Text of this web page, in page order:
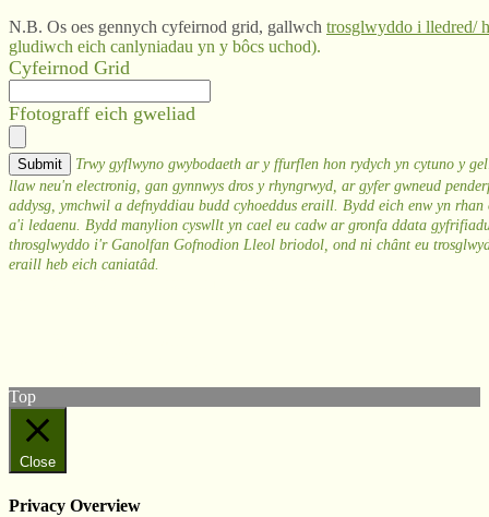
N.B. Os oes gennych cyfeirnod grid, gallwch trosglwyddo i lledred/
gludiwch eich canlyniadau yn y bôcs uchod).
Cyfeirnod Grid
Ffotograff eich gweliad
Trwy gyflwyno gwybodaeth ar y ffurflen hon rydych yn cytuno y
llaw neu'n electronig, gan gynnwys dros y rhyngrwyd, ar gyfer gwneud
addysg, ymchwil a defnyddiau budd cyhoeddus eraill. Bydd eich enw yn
a'i ledaenu. Bydd manylion cyswllt yn cael eu cadw ar gronfa ddata
throsglwyddo i'r Ganolfan Gofnodion Lleol briodol, ond ni chânt eu
eraill heb eich caniatâd.
Top
Close
Privacy Overview